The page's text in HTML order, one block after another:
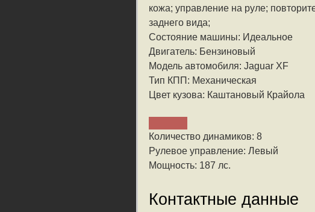
кожа; управление на руле;
заднего вида;
Состояние машины: Идеальное
Двигатель: Бензиновый
Модель автомобиля: Jaguar XF
Тип КПП: Механическая
Цвет кузова: Каштановый Крайола
Количество динамиков: 8
Рулевое управление: Левый
Мощность: 187 лс.
Контактные данные